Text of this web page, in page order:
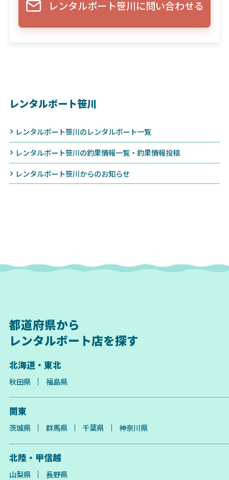
レンタルボート笹川に問い合わせる
レンタルボート笹川
レンタルボート笹川のレンタルボート一覧
レンタルボート笹川の釣果情報一覧・釣果情報投稿
レンタルボート笹川からのお知らせ
都道府県から
レンタルボート店を探す
北海道・東北
秋田県 福島県
関東
茨城県 群馬県 千葉県 神奈川県
北陸・甲信越
山梨県 長野県